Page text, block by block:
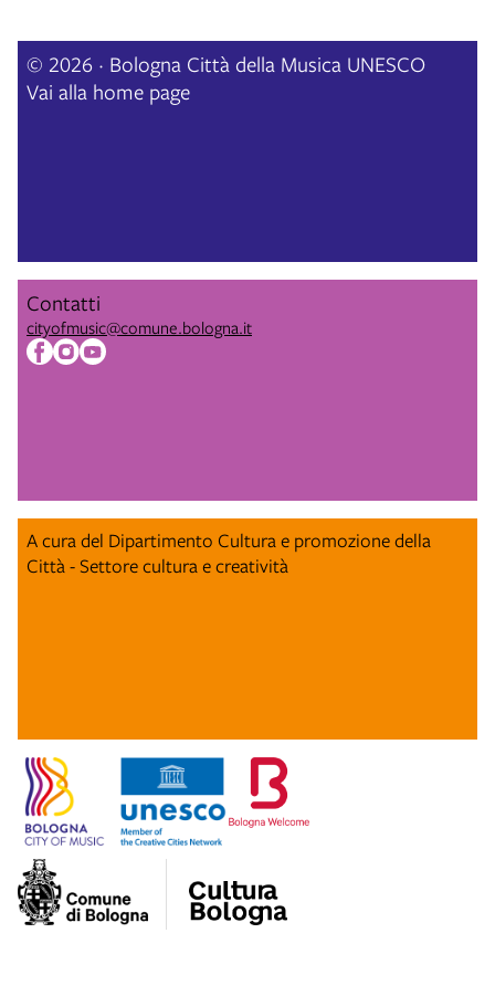
© 2026 · Bologna Città della Musica UNESCO
Vai alla home page
Contatti
cityofmusic@comune.bologna.it
A cura del Dipartimento Cultura e promozione della
Città - Settore cultura e creatività